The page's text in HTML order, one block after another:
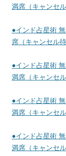
満席（キャンセ
●インド占星術
席（キャンセル
●インド占星術
満席（キャンセ
●インド占星術
満席（キャンセ
●インド占星術
満席（キャンセ